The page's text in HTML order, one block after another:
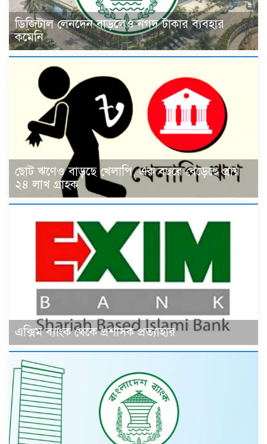
ডিজিটাল লেনদেন বাড়লেও নগদ টাকার ব্যবহার
কমেনি
ছোট ঋণেও বাড়ছে খেলাপি, এক বছরে বেড়েছে প্রায়
২৪ লাখ গ্রাহক
এক্সিম ব্যাংক থেকে প্রশাসক প্রত্যাহার